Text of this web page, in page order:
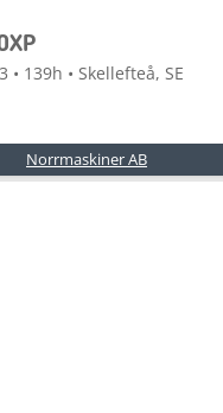
• 139h • Skellefteå, SE
Norrmaskiner AB